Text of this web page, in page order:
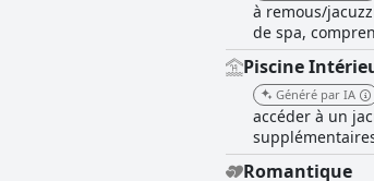
à remous/
de spa,
Piscine
Généré par IA
accéder à un
Romantique